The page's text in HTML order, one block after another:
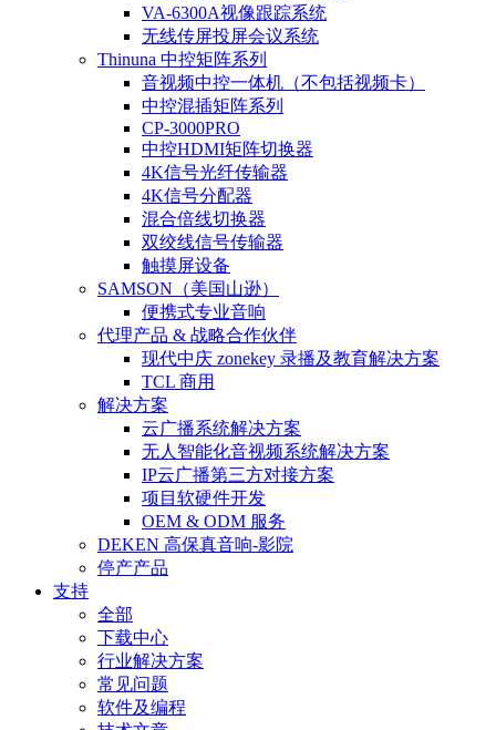
VA-6300A视像跟踪系统
无线传屏投屏会议系统
Thinuna 中控矩阵系列
音视频中控一体机（不包括视频卡）
中控混插矩阵系列
CP-3000PRO
中控HDMI矩阵切换器
4K信号光纤传输器
4K信号分配器
混合倍线切换器
双绞线信号传输器
触摸屏设备
SAMSON（美国山逊）
便携式专业音响
代理产品 & 战略合作伙伴
现代中庆 zonekey 录播及教育解决方案
TCL 商用
解决方案
云广播系统解决方案
无人智能化音视频系统解决方案
IP云广播第三方对接方案
项目软硬件开发
OEM & ODM 服务
DEKEN 高保真音响-影院
停产产品
支持
全部
下载中心
行业解决方案
常见问题
软件及编程